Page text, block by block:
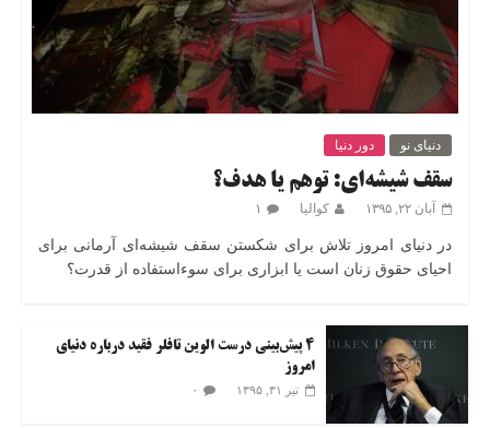
دنیای نو دور دنیا
سقف شیشه‌ای: توهم یا هدف؟
آبان ۲۲, ۱۳۹۵ کوالیا ۱
در دنیای امروز تلاش برای شکستن سقف شیشه‌ای آرمانی برای
احیای حقوق زنان است یا ابزاری برای سوءاستفاده از قدرت؟
۴ پیش‌بینی درست الوین تافلر فقید درباره دنیای
امروز
تیر ۳۱, ۱۳۹۵ ۰